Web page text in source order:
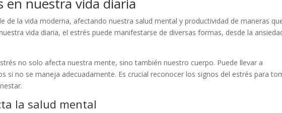
en nuestra vida diaria
de la vida moderna, afectando nuestra salud mental y productividad de maneras
vida diaria, el estrés puede manifestarse de diversas formas, desde la
no solo afecta nuestra mente, sino también nuestro cuerpo. Puede llevar a
si no se maneja adecuadamente. Es crucial reconocer los signos del estrés para
la salud mental